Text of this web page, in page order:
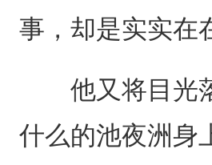
事，却是实实在
他又将目光落
什么的池夜洲身